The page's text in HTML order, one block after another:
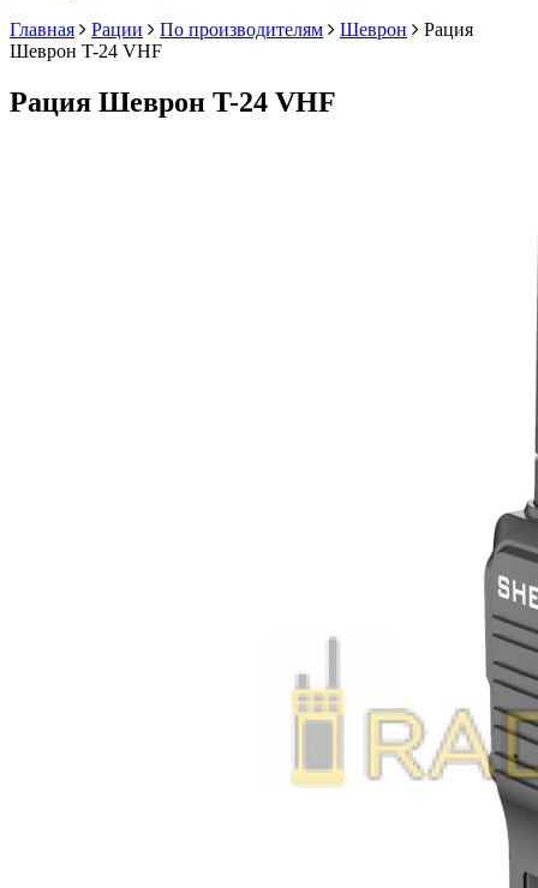
Главная
Рации По производителям Шеврон
Рация
Шеврон T-24 VHF
Рация Шеврон T-24 VHF